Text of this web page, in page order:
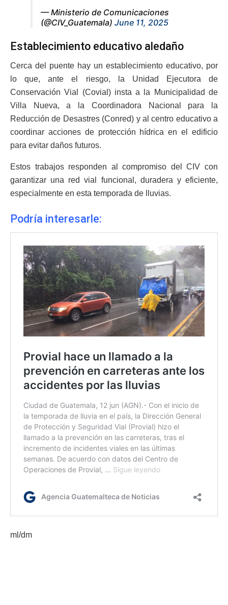
— Ministerio de Comunicaciones
(@CIV_Guatemala) June 11, 2025
Establecimiento educativo aledaño
Cerca del puente hay un establecimiento educativo, por
lo que, ante el riesgo, la Unidad Ejecutora de
Conservación Vial (Covial) insta a la Municipalidad de
Villa Nueva, a la Coordinadora Nacional para la
Reducción de Desastres (Conred) y al centro educativo a
coordinar acciones de protección hídrica en el edificio
para evitar daños futuros.
Estos trabajos responden al compromiso del CIV con
garantizar una red vial funcional, duradera y eficiente,
especialmente en esta temporada de lluvias.
Podría interesarle:
ml/dm